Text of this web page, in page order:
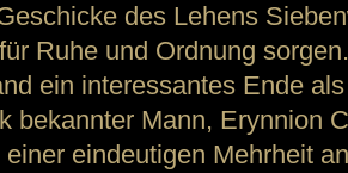
des Lehens
Ruhe und Ordnung sorgen.
ein interessantes Ende
bekannter Mann, Erynnion
eindeutigen Mehrheit